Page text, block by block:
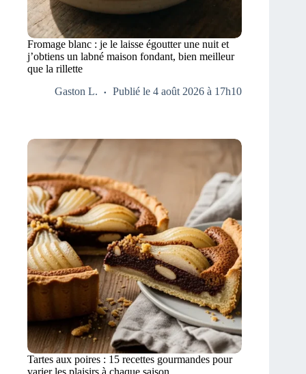
Fromage blanc : je le laisse égoutter une nuit et
j’obtiens un labné maison fondant, bien meilleur
que la rillette
Gaston L.
Publié le 4 août 2026 à 17h10
Tartes aux poires : 15 recettes gourmandes pour